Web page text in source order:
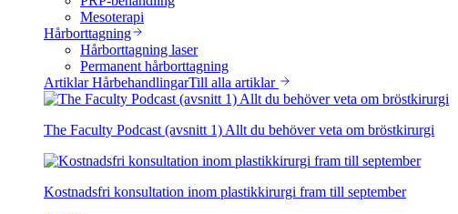
Mesoterapi
Hårborttagning
Hårborttagning laser
Permanent hårborttagning
Artiklar HårbehandlingarTill alla artiklar
The Faculty Podcast (avsnitt 1) Allt du behöver veta om bröstkirurgi
Kostnadsfri konsultation inom plastikkirurgi fram till september